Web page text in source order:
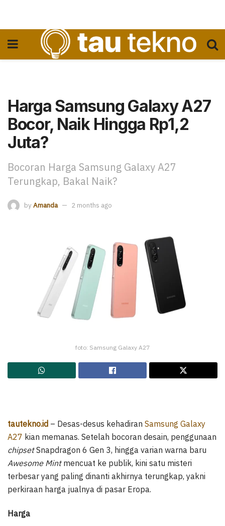
Harga Samsung Galaxy A27
Bocor, Naik Hingga Rp1,2
Juta?
Bocoran Harga Samsung Galaxy A27
Terungkap, Bakal Naik?
by Amanda 2 months ago
foto: Samsung Galaxy A27
tautekno.id – Desas-desus kehadiran Samsung Galaxy
A27 kian memanas. Setelah bocoran desain, penggunaan
chipsetSnapdragon 6 Gen 3, hingga varian warna baru
Awesome Mintmencuat ke publik, kini satu misteri
terbesar yang paling dinanti akhirnya terungkap, yakni
perkiraan harga jualnya di pasar Eropa.
Harga